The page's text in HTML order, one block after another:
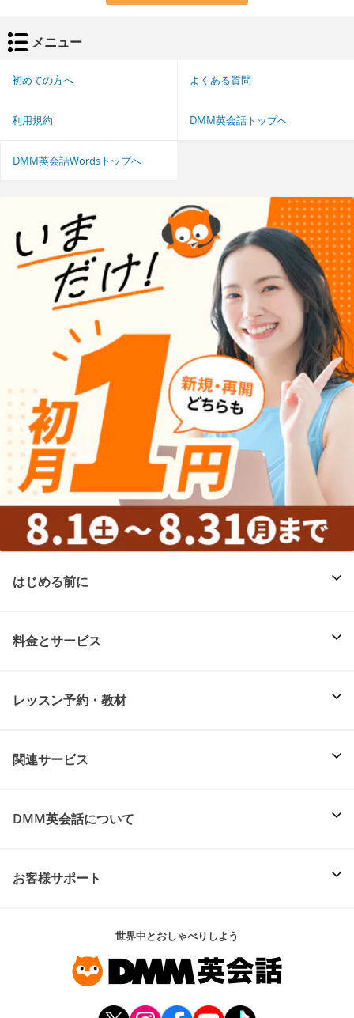
メニュー
初めての方へ よくある質問
利用規約 DMM英会話トップへ
DMM英会話Wordsトップへ
はじめる前に
料金とサービス
レッスン予約・教材
関連サービス
DMM英会話について
お客様サポート
世界中とおしゃべりしよう